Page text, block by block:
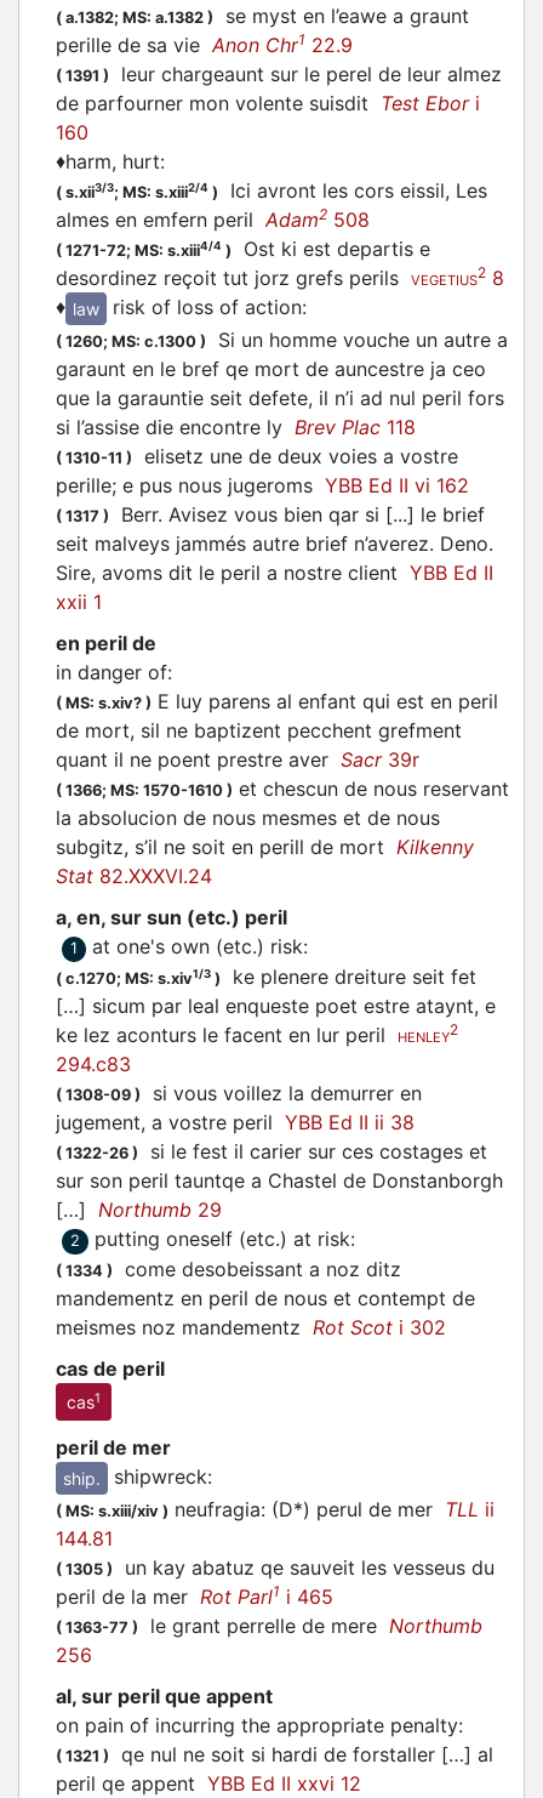
( a.1382; MS: a.1382 )
se myst en l’eawe a graunt
perille de sa vieAnon Chr1 22.9
( 1391 )
leur chargeaunt sur le perel de leur almez
de parfourner mon volente suisdit Test Ebori
160
♦harm, hurt:
( s.xii3/3; MS: s.xiii2/4 )
Ici avront les cors eissil, Les
almes en emfern perilAdam2 508
( 1271-72; MS: s.xiii4/4 )
Ost ki est departis e
desordinez reçoit tut jorz grefs perils
VEGETIUS2 8
♦ law risk of loss of action:
( 1260; MS: c.1300 )
Si un homme vouche un autre a
garaunt en le bref qe mort de auncestre ja ceo
que la garauntie seit defete, il n’i ad nul peril fors
si l’assise die encontre ly Brev Plac 118
( 1310-11 )
elisetz une de deux voies a vostre
perille; e pus nous jugeroms YBB Ed II vi 162
( 1317 )
Berr. Avisez vous bien qar si [...] le brief
seit malveys jammés autre brief n’averez. Deno.
Sire, avoms dit le peril a nostre client YBB Ed II
xxii 1
en peril de
in danger of:
( MS: s.xiv? ) E luy parens al enfant qui est en peril
de mort, sil ne baptizent pecchent grefment
quant il ne poent prestre aver Sacr39r
( 1366; MS: 1570-1610 ) et chescun de nous reservant
la absolucion de nous mesmes et de nous
subgitz, s’il ne soit en perill de mort Kilkenny
Stat 82.XXXVI.24
a, en, sur sun (etc.) peril
1 at one's own (etc.) risk:
( c.1270; MS: s.xiv1/3 )
ke plenere dreiture seit fet
[…] sicum par leal enqueste poet estre ataynt, e
ke lez aconturs le facent en lur peril
HENLEY2
294.c83
( 1308-09 )
si vous voillez la demurrer en
jugement, a vostre peril YBB Ed II ii 38
( 1322-26 )
si le fest il carier sur ces costages et
sur son peril tauntqe a Chastel de Donstanborgh
[…] Northumb 29
2 putting oneself (etc.) at risk:
( 1334 )
come desobeissant a noz ditz
mandementz en peril de nous et contempt de
meismes noz mandementz Rot Scot i 302
cas de peril
cas1
peril de mer
ship. shipwreck:
( MS: s.xiii/xiv ) neufragia: (D*) perul de mer TLL ii
144.81
( 1305 )
un kay abatuz qe sauveit les vesseus du
peril de la mer Rot Parl1 i 465
( 1363-77 ) le grant perrelle de mere Northumb
256
al, sur peril que appent
on pain of incurring the appropriate penalty:
( 1321 )
qe nul ne soit si hardi de forstaller […] al
peril qe appent YBB Ed II xxvi 12